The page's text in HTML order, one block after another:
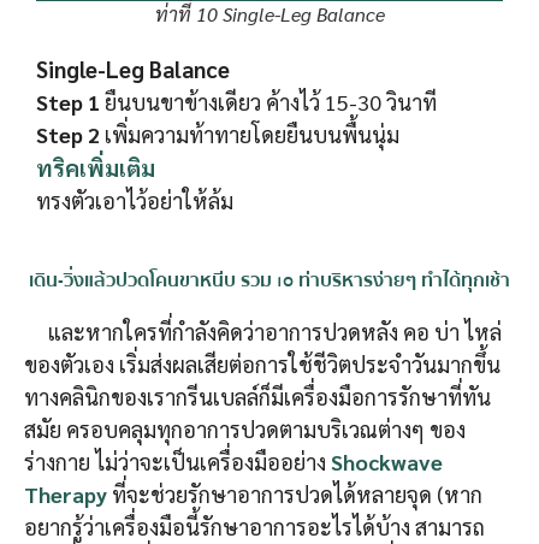
ท่าที่ 10 Single-Leg Balance
Single-Leg Balance
Step 1 ยืนบนขาข้างเดียว ค้างไว้ 15-30 วินาที
Step 2 เพิ่มความท้าทายโดยยืนบนพื้นนุ่ม
ทริคเพิ่มเติม
ทรงตัวเอาไว้อย่าให้ล้ม
เดิน-วิ่งแล้วปวดโคนขาหนีบ รวม 10 ท่าบริหารง่ายๆ ทำได้ทุกเช้า
และหากใครที่กำลังคิดว่าอาการปวดหลัง คอ บ่า ไหล่
ของตัวเอง เริ่มส่งผลเสียต่อการใช้ชีวิตประจำวันมากขึ้น
ทางคลินิกของเรากรีนเบลล์ก็มีเครื่องมือการรักษาที่ทัน
สมัย ครอบคลุมทุกอาการปวดตามบริเวณต่างๆ ของ
ร่างกาย ไม่ว่าจะเป็นเครื่องมืออย่าง Shockwave
Therapy ที่จะช่วยรักษาอาการปวดได้หลายจุด (หาก
อยากรู้ว่าเครื่องมือนี้รักษาอาการอะไรได้บ้าง สามารถ